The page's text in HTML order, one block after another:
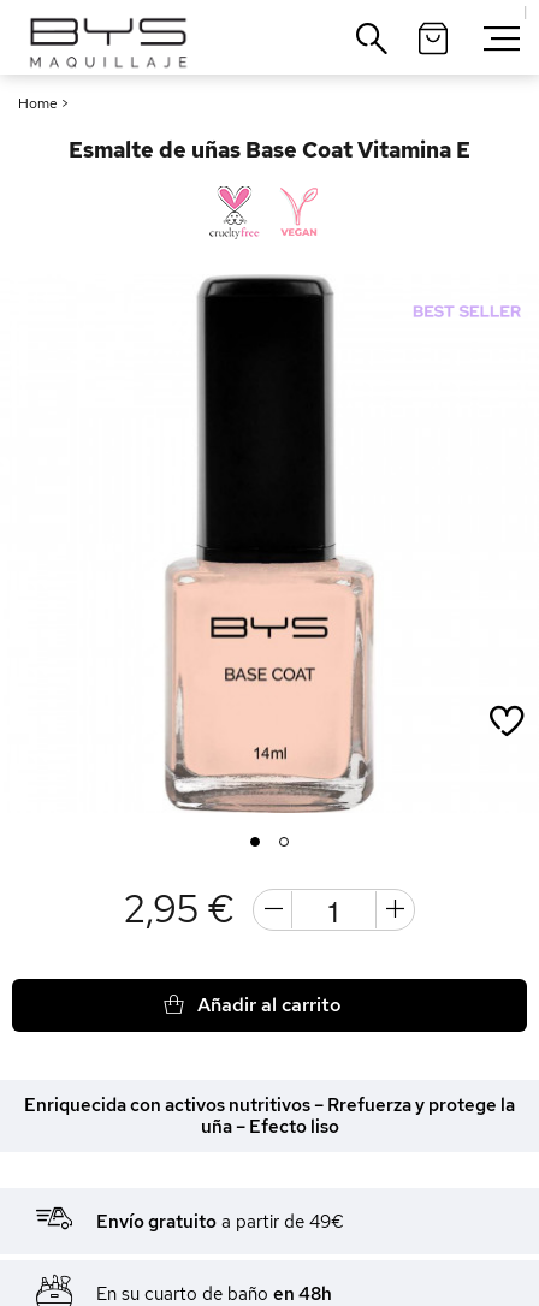
|
Home >
Esmalte de uñas Base Coat Vitamina E
1 2
2,95 €
Añadir al carrito
Enriquecida con activos nutritivos – Rrefuerza y protege la
uña – Efecto liso
Envío gratuito a partir de 49€
En su cuarto de baño en 48h
Cerrar